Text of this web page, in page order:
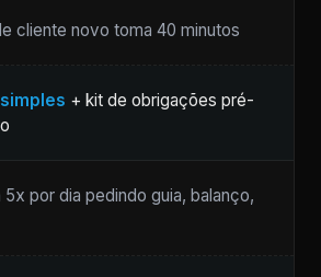
cliente novo toma 40 minutos
+ kit de obrigações pré-
5x por dia pedindo guia, balanço,